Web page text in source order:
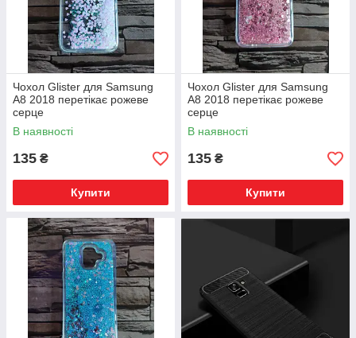
Чохол Glister для Samsung
A8 2018 перетікає рожеве
серце
В наявності
135 ₴
Купити
Чохол Glister для Samsung
A8 2018 перетікає рожеве
серце
В наявності
135 ₴
Купити